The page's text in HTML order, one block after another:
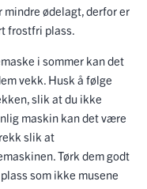
mindre ødelagt, derfor er
frostfri plass.
i sommer kan det
vekk. Husk å følge
slik at du ikke
maskin kan det være
slik at
Tørk dem godt
som ikke musene